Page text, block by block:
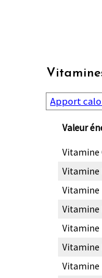
Apport
Valeur
Vitamine
Vitamine
Vitamine
Vitamine
Vitamine
Vitamine
Vitamine